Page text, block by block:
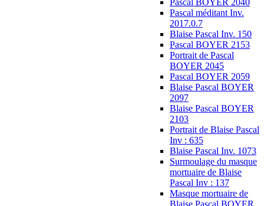
Pascal BOYER 2040
Pascal méditant Inv.
2017.0.7
Blaise Pascal Inv. 150
Pascal BOYER 2153
Portrait de Pascal
BOYER 2045
Pascal BOYER 2059
Blaise Pascal BOYER
2097
Blaise Pascal BOYER
2103
Portrait de Blaise Pascal
Inv : 635
Blaise Pascal Inv. 1073
Surmoulage du masque
mortuaire de Blaise
Pascal Inv : 137
Masque mortuaire de
Blaise Pascal BOYER